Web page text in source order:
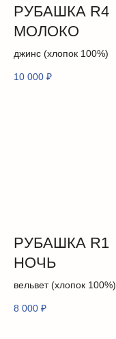
РУБАШКА R4
МОЛОКО
джинс (хлопок 100%)
10 000 ₽
РУБАШКА R1
НОЧЬ
вельвет (хлопок 100%)
8 000 ₽
о бренде
история
проекты
коллекции
доставка
оплата
уход за одеждой